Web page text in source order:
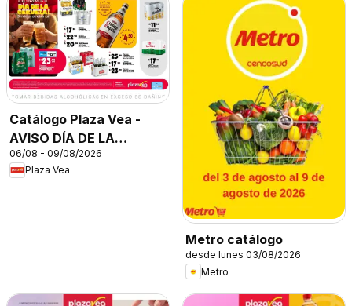
Catálogo Plaza Vea -
AVISO DÍA DE LA
CERVEZA
06/08 - 09/08/2026
Plaza Vea
Metro catálogo
desde lunes 03/08/2026
Metro